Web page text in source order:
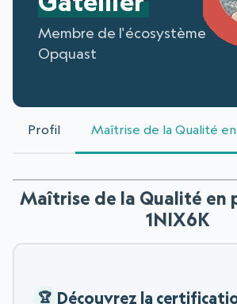
Membre de l'écosystème
Opquast
Profil Maîtrise de la Qualité
Maîtrise de la Qualité en
1NIX6K
Découvrez la